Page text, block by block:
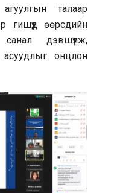
талаар
гишүүд өөрсдийн
дэвшүүлж,
асуудлыг онцлон